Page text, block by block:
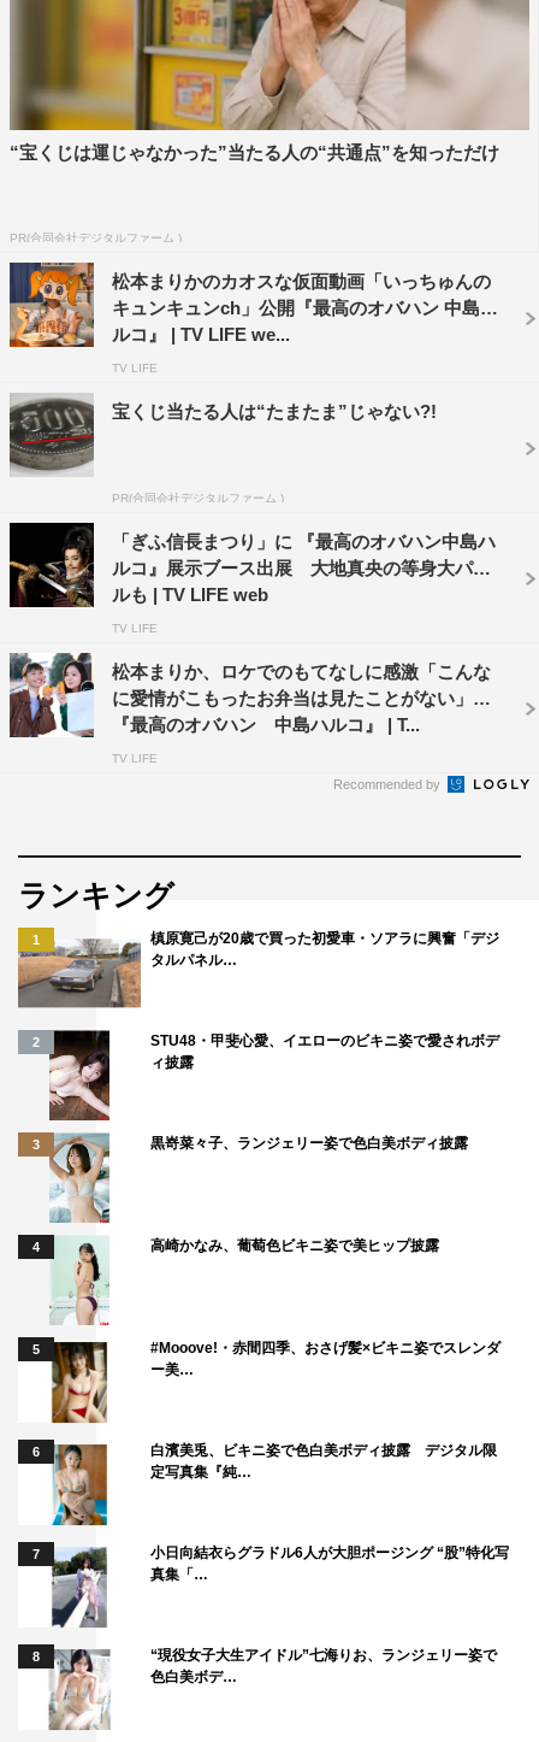
“宝くじは運じゃなかった”当たる人の“共通点”を知っただけ
PR(合同会社デジタルファーム )
松本まりかのカオスな仮面動画「いっちゅんの
キュンキュンch」公開『最高のオバハン 中島ハ
ルコ』 | TV LIFE we...
TV LIFE
宝くじ当たる人は“たまたま”じゃない?!
PR(合同会社デジタルファーム )
「ぎふ信長まつり」に 『最高のオバハン中島ハ
ルコ』展示ブース出展 大地真央の等身大パネ
ルも | TV LIFE web
TV LIFE
松本まりか、ロケでのもてなしに感激「こんな
に愛情がこもったお弁当は見たことがない」
『最高のオバハン 中島ハルコ』 | T...
TV LIFE
Recommended by
ランキング
1
槙原寛己が20歳で買った初愛車・ソアラに興奮「デジ
タルパネル…
2
STU48・甲斐心愛、イエローのビキニ姿で愛されボデ
ィ披露
3 黒嵜菜々子、ランジェリー姿で色白美ボディ披露
4 高崎かなみ、葡萄色ビキニ姿で美ヒップ披露
5
#Mooove!・赤間四季、おさげ髪×ビキニ姿でスレンダ
ー美…
6
白濱美兎、ビキニ姿で色白美ボディ披露 デジタル限
定写真集『純…
7
小日向結衣らグラドル6人が大胆ポージング “股”特化写
真集「…
8
“現役女子大生アイドル”七海りお、ランジェリー姿で
色白美ボデ…